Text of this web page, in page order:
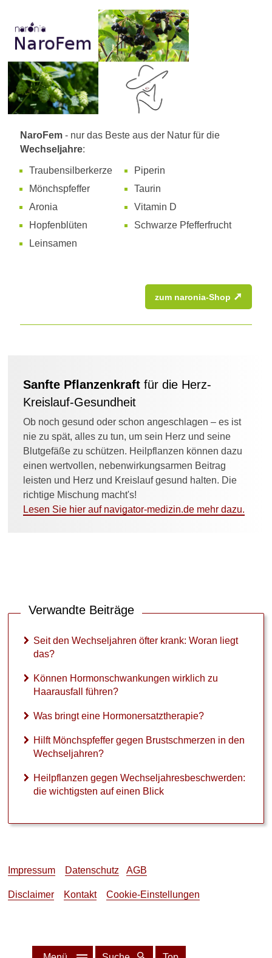
NaroFem - nur das Beste aus der Natur für die
Wechseljahre:
Traubensilberkerze
Mönchspfeffer
Aronia
Hopfenblüten
Leinsamen
Piperin
Taurin
Vitamin D
Schwarze Pfefferfrucht
zum naronia-Shop ➚
Sanfte Pflanzenkraft für die Herz-
Kreislauf-Gesundheit
Ob noch gesund oder schon angeschlagen – es ist
nie zu spät, alles zu tun, um sein Herz und seine
Blutgefäße zu schützen. Heilpflanzen können dazu
einen wertvollen, nebenwirkungsarmen Beitrag
leisten und Herz und Kreislauf gesund halten. Die
richtige Mischung macht's!
Lesen Sie hier auf navigator-medizin.de mehr dazu.
Verwandte Beiträge
Seit den Wechseljahren öfter krank: Woran liegt
das?
Können Hormonschwankungen wirklich zu
Haarausfall führen?
Was bringt eine Hormonersatztherapie?
Hilft Mönchspfeffer gegen Brustschmerzen in den
Wechseljahren?
Heilpflanzen gegen Wechseljahresbeschwerden:
die wichtigsten auf einen Blick
Impressum Datenschutz AGB
Disclaimer Kontakt Cookie-Einstellungen